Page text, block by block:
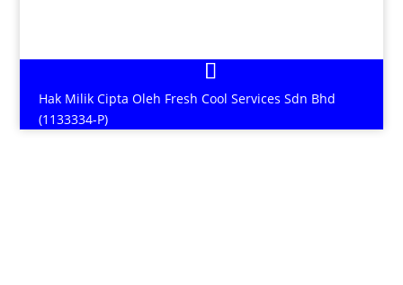
Hak Milik Cipta Oleh Fresh Cool Services Sdn Bhd
(1133334-P)